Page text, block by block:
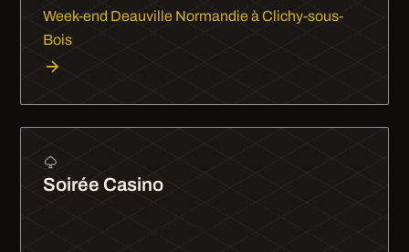
Week-end Deauville Normandie à Clichy-sous-
Bois
Soirée Casino